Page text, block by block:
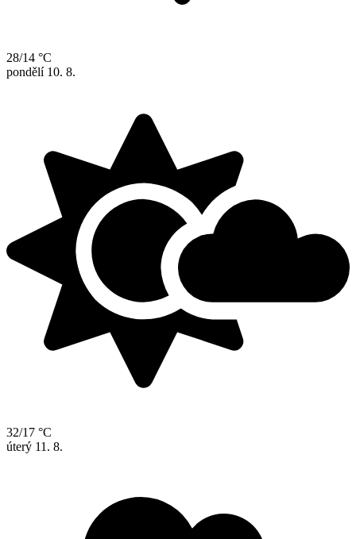
28/14 °C
pondělí 10. 8.
32/17 °C
úterý 11. 8.